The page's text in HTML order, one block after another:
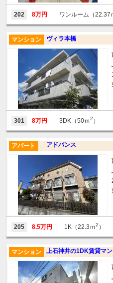
202 8万円 ワンルーム（22.37
ヴィラ本橋
マンション
301 8万円 3DK（50ｍ2 ）
アドバンス
アパート
205 8.5万円 1K（22.3ｍ2 ）
上石神井の1DK賃貸マ
マンション